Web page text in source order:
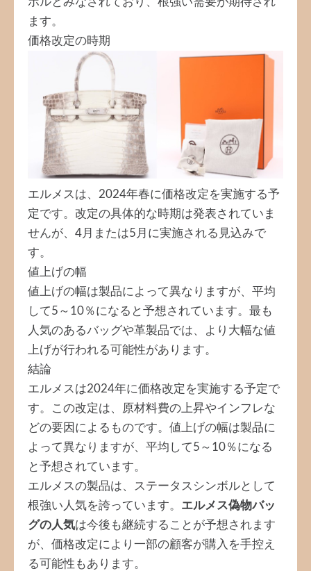
ます。
価格改定の時期
エルメスは、2024年春に価格改定を実施する予
定です。改定の具体的な時期は発表されていま
せんが、4月または5月に実施される見込みで
す。
値上げの幅
値上げの幅は製品によって異なりますが、平均
して5～10％になると予想されています。最も
人気のあるバッグや革製品では、より大幅な値
上げが行われる可能性があります。
結論
エルメスは2024年に価格改定を実施する予定で
す。この改定は、原材料費の上昇やインフレな
どの要因によるものです。値上げの幅は製品に
よって異なりますが、平均して5～10％になる
と予想されています。
エルメスの製品は、ステータスシンボルとして
根強い人気を誇っています。 エルメス偽物バッ
グの人気は今後も継続することが予想されます
が、価格改定により一部の顧客が購入を手控え
る可能性もあります。